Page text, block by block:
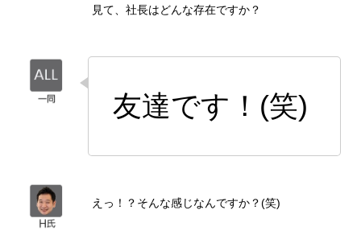
見て、社長はどんな存在ですか？
友達です！(笑)
えっ！？そんな感じなんですか？(笑)